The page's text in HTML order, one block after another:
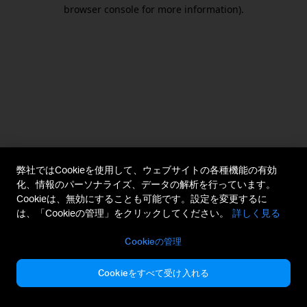
browser console for more information).
弊社ではCookieを使用して、ウェブサイトの各種機能の有効
化、情報のパーソナライズ、データの解析を行っています。
Cookieは、無効にすることも可能です。設定を変更するに
は、「Cookieの管理」をクリックしてください。
詳しく見る
Cookieの管理
Cookieをすべて受け入れる